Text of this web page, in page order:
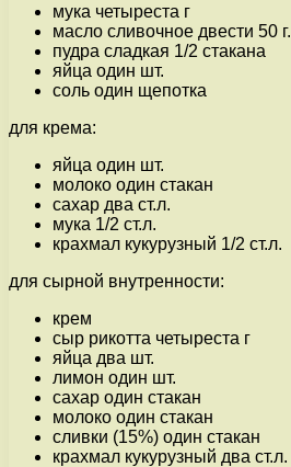
мука четыреста г
масло сливочное двести 50 г.
пудра сладкая 1/2 стакана
яйца один шт.
соль один щепотка
для крема:
яйца один шт.
молоко один стакан
сахар два ст.л.
мука 1/2 ст.л.
крахмал кукурузный 1/2 ст.л.
для сырной внутренности:
крем
сыр рикотта четыреста г
яйца два шт.
лимон один шт.
сахар один стакан
молоко один стакан
сливки (15%) один стакан
крахмал кукурузный два ст.л.